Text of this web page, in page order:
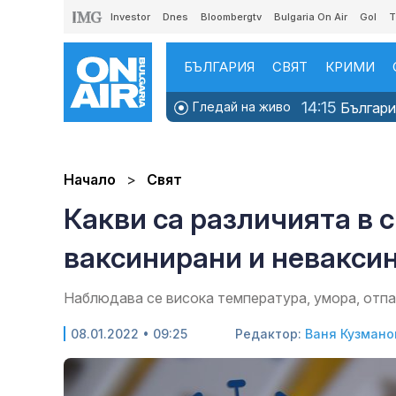
Investor Dnes Bloombergtv Bulgaria On Air Gol
БЪЛГАРИЯ СВЯТ КРИМИ
Гледай на живо 14:15
Начало Свят
Какви са различията
ваксинирани и
Наблюдава се висока температура, умора,
08.01.2022 • 09:25 Редактор: Ваня